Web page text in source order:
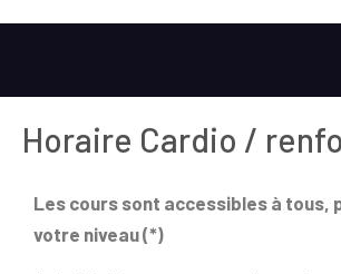
Horaire Cardio / renfo
Les cours sont accessibles à tous,
votre niveau (*)